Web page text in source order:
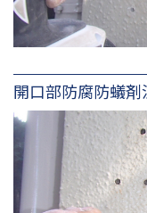
開口部防腐防蟻剤